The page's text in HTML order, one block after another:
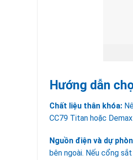
Hướng dẫn
Chất liệu thân khóa:
CC79 Titan hoặc
Nguồn điện và dự
bên ngoài. Nếu cổng